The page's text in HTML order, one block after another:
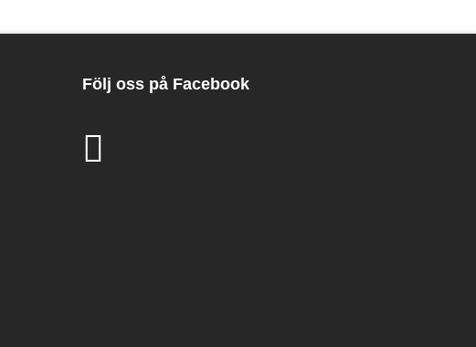
Följ oss på Facebook